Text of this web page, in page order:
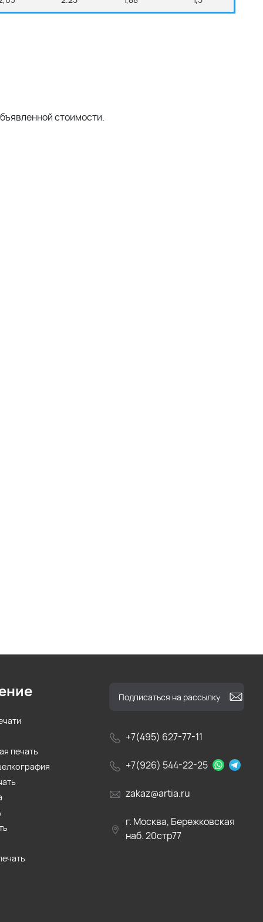
стоимости.
+7(495) 627-77-11
+7(926) 544-22-25
zakaz@artia.ru
г. Москва, Бережковская
наб. 20стр77
печать